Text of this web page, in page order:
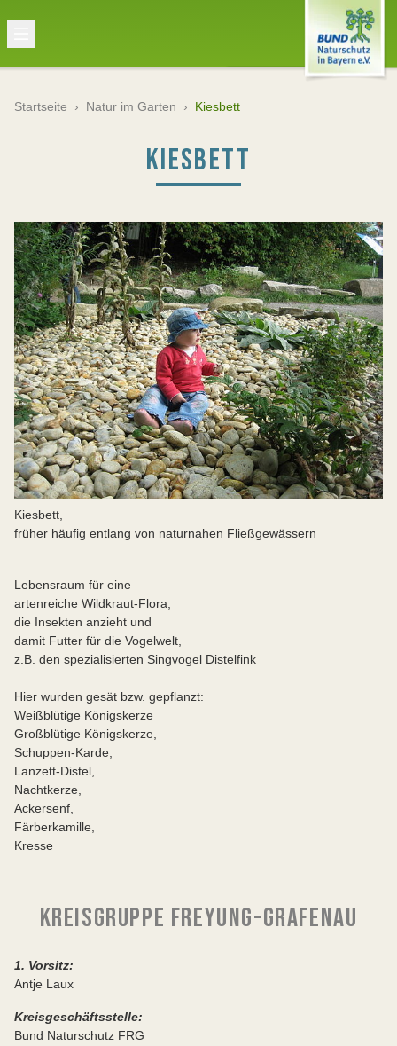
Startseite › Natur im Garten › Kiesbett
KIESBETT
Kiesbett,
früher häufig entlang von naturnahen Fließgewässern
Lebensraum für eine
artenreiche Wildkraut-Flora,
die Insekten anzieht und
damit Futter für die Vogelwelt,
z.B. den spezialisierten Singvogel Distelfink
Hier wurden gesät bzw. gepflanzt:
Weißblütige Königskerze
Großblütige Königskerze,
Schuppen-Karde,
Lanzett-Distel,
Nachtkerze,
Ackersenf,
Färberkamille,
Kresse
KREISGRUPPE FREYUNG-GRAFENAU
1. Vorsitz:
Antje Laux
Kreisgeschäftsstelle:
Bund Naturschutz FRG